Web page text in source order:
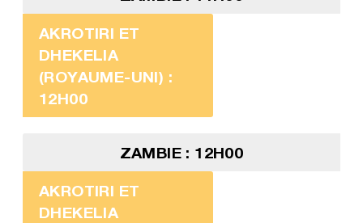
AKROTIRI ET
DHEKELIA
(ROYAUME-UNI) :
12H00
ZAMBIE : 12H00
AKROTIRI ET
DHEKELIA